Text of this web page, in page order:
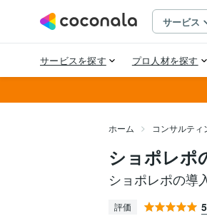
ホーム コンサルティ
ショポレポ
ショポレポの導
評価